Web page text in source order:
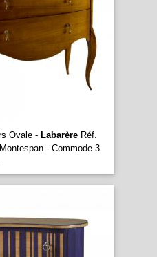
Ovale - LabarèreRéf.
- Commode 3